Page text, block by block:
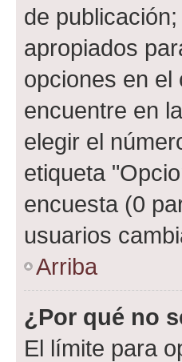
de
apropiados
opciones en el
encuentre en
elegir el
etiqueta
encuesta (0
usuarios
Arriba
¿Por qué no
El límite para